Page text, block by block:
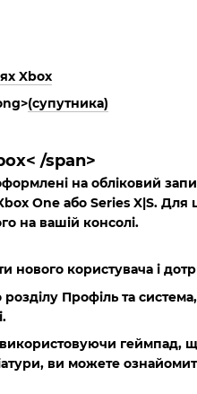
Xbox
(супутника)
< /span>
на обліковий
One або Series X|S.
на вашій консолі.
нового користувача і
Профіль та система
геймпад,
ви можете